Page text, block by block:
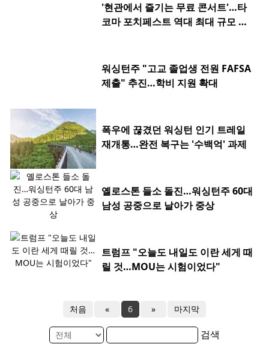
'현관에서 즐기는 무료 콘서트'…타
코마 포치페스트 역대 최대 규모 개
워싱턴주 "고교 졸업생 전원 FAFSA
제출" 추진…학비 지원 확대
폭우에 끊겼던 워싱턴 인기 트레일
재개통…완전 복구는 '수백억' 과제
옐로스톤 들소 돌진…워싱턴주 60대
남성 공중으로 날아가 중상
트럼프 "오늘도 내일도 이란 세게 때
릴 것…MOU는 시험이었다"
처음 « 6 » 마지막
검색